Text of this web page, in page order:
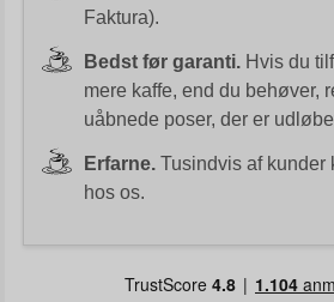
Faktura).
Bedst før garanti.Hvis du
mere kaffe, end du behøver,
uåbnede poser, der er
Erfarne.Tusindvis af kunder
hos os.